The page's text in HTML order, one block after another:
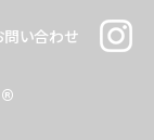
問い合わせ
®